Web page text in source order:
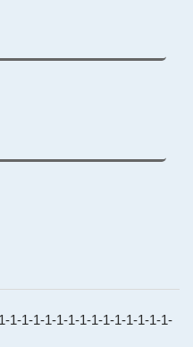
1-1-1-1-1-1-1-1-1-1-1-1-1-1-